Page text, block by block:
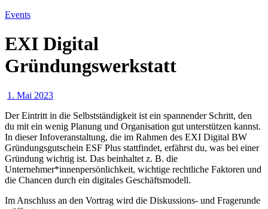
Events
EXI Digital
Gründungswerkstatt
1. Mai 2023
Der Eintritt in die Selbstständigkeit ist ein spannender Schritt, den
du mit ein wenig Planung und Organisation gut unterstützen kannst.
In dieser Infoveranstaltung, die im Rahmen des EXI Digital BW
Gründungsgutschein ESF Plus stattfindet, erfährst du, was bei einer
Gründung wichtig ist. Das beinhaltet z. B. die
Unternehmer*innenpersönlichkeit, wichtige rechtliche Faktoren und
die Chancen durch ein digitales Geschäftsmodell.
Im Anschluss an den Vortrag wird die Diskussions- und Fragerunde